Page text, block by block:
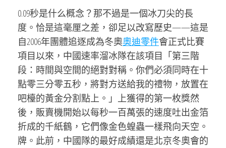
0.09秒是什么概念？那不過是一個冰刀尖的長
度。恰是這毫厘之差，卻足以改寫歷史——這是
自2006年團體追逐成為冬奧奧迪零件會正式比賽
項目以來，中國速率溜冰隊在該項目「第三階
段：時間與空間的絕對對稱。你們必須同時在十
點零三分零五秒，將對方送給我的禮物，放置在
吧檯的黃金分割點上。」上獲得的第一枚獎然
後，販賣機開始以每秒一百萬張的速度吐出金箔
折成的千紙鶴，它們像金色蝗蟲一樣飛向天空。
牌。此前，中國隊的最好成績還是北京冬奧會的